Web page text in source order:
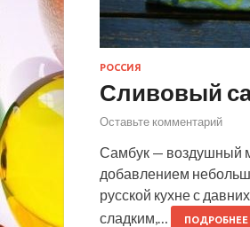
РОССИЯ
Сливовый
Оставьте комментарий
Самбук — воздушный
добавлением
русской кухне с
сладким,…
ПОДРОБНЕЕ